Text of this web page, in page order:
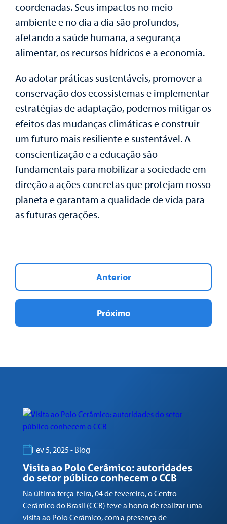
coordenadas. Seus impactos no meio
ambiente e no dia a dia são profundos,
afetando a saúde humana, a segurança
alimentar, os recursos hídricos e a economia.
Ao adotar práticas sustentáveis, promover a
conservação dos ecossistemas e implementar
estratégias de adaptação, podemos mitigar os
efeitos das mudanças climáticas e construir
um futuro mais resiliente e sustentável. A
conscientização e a educação são
fundamentais para mobilizar a sociedade em
direção a ações concretas que protejam nosso
planeta e garantam a qualidade de vida para
as futuras gerações.
Anterior
Próximo
Fev 5, 2025 - Blog
Visita ao Polo Cerâmico: autoridades
do setor público conhecem o CCB
Na última terça-feira, 04 de fevereiro, o Centro
Cerâmico do Brasil (CCB) teve a honra de realizar uma
visita ao Polo Cerâmico, com a presença de